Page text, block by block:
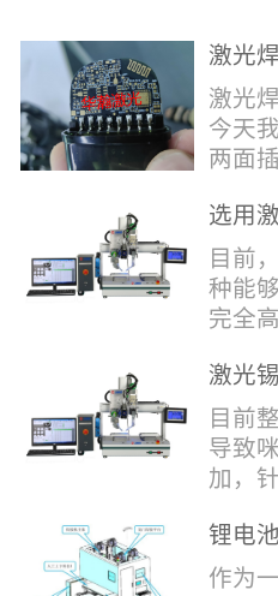
整机
领域
辞，
现，
落地
全的“
汽车
堂，
奋斗
喜悦
无限
经理
人心
员工
出和
的感
在过
激光
两面
激光
今天
两面
反两
焊接
点的
铁焊
会烫
铁头
多数
接，
性大
证。
选用
些方面
目前
种能
完全
来越
那么
面应
其一
动力
是锡
一环
激光
业的
目前
导致
加，
统烙
宜，
锂电
锡机
作为